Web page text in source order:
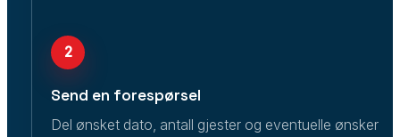
2
Send en forespørsel
Del ønsket dato, antall gjester og eventuelle ønsker